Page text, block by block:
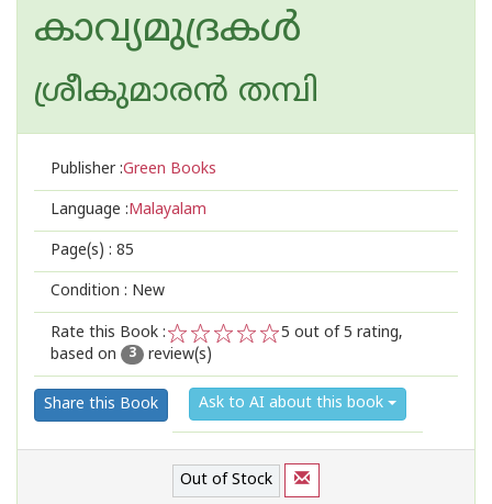
കാവ്യമുദ്രകള്‍
ശ്രീകുമാര‌ന്‍ തമ്പി
Publisher :Green Books
Language :Malayalam
Page(s) : 85
Condition : New
Rate this Book :
2
1
5 out of 5 rating,
based on
3 review(s)
Share this Book Ask to AI about this book
Out of Stock